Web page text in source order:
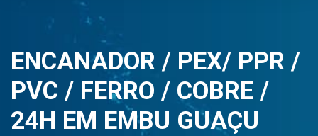
ENCANADOR / PEX/ PPR /
PVC / FERRO / COBRE /
24H EM EMBU GUAÇU